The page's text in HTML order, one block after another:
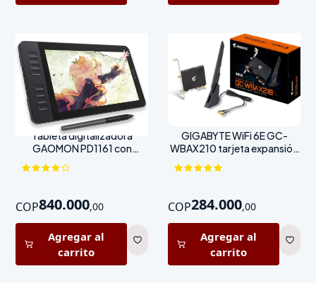
Tableta digitalizadora
GAOMON PD1161 con
pantalla 11.6"
COP840.000,00
Agregar al
carrito
GIGABYTE WiFi 6E GC-
WBAX210 tarjeta expansión
COP284.000,00
Agregar al
carrito